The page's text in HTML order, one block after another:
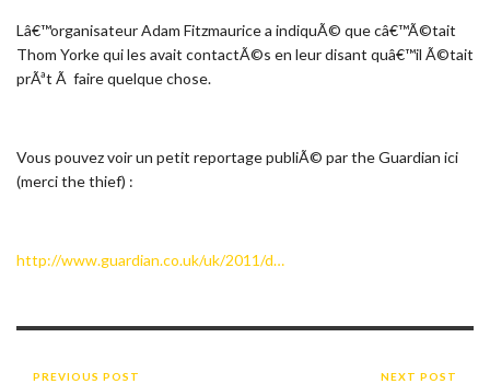
Lâ€™organisateur Adam Fitzmaurice a indiquÃ© que câ€™Ã©tait
Thom Yorke qui les avait contactÃ©s en leur disant quâ€™il Ã©tait
prÃªt Ã faire quelque chose.
Vous pouvez voir un petit reportage publiÃ© par the Guardian ici
(merci the thief) :
http://www.guardian.co.uk/uk/2011/d…
PREVIOUS POST NEXT POST